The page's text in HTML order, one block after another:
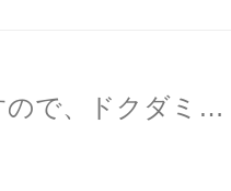
イタチが生ゴミを埋めたところを掘り返すので、ドクダミの臭いでどうにか出来ないか